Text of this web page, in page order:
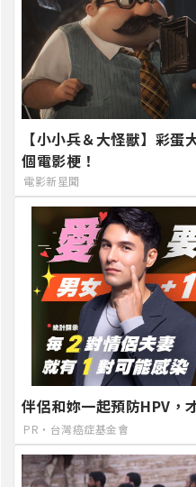
【小小兵＆大怪獸】彩
個電影梗！
電影新星聞
伴侶和妳一起預防HPV，
PR・台灣癌症基金會